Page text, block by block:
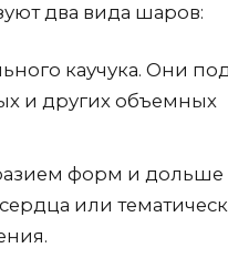
два вида шаров:
каучука. Они
и других объемных
форм и дольше
или